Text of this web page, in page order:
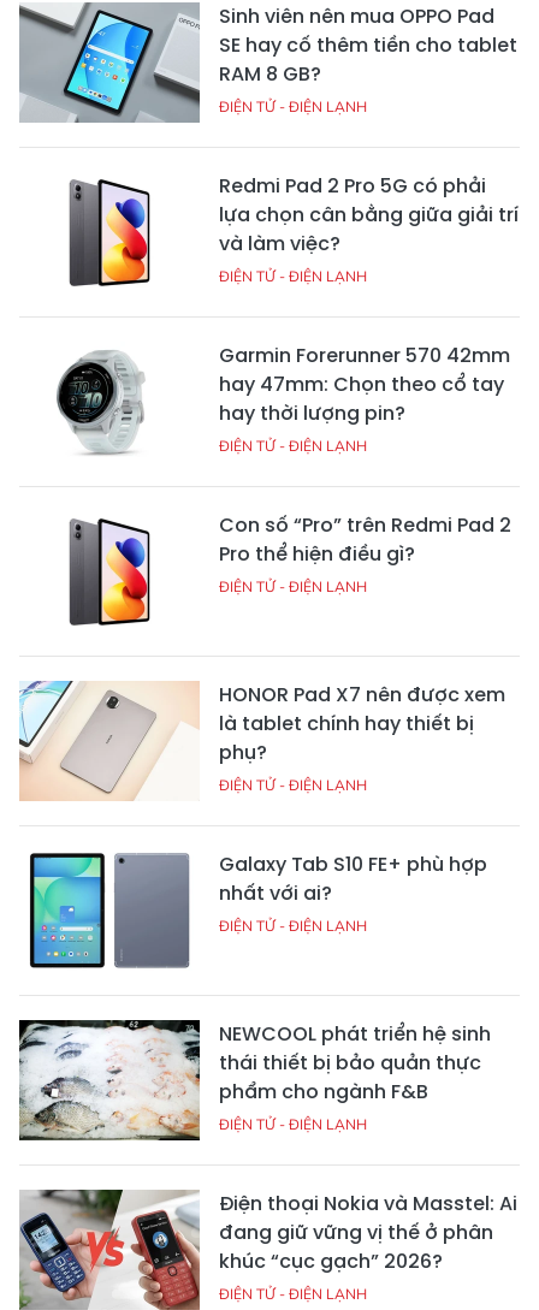
Sinh viên nên mua OPPO Pad
SE hay cố thêm tiền cho tablet
RAM 8 GB?
ĐIỆN TỬ - ĐIỆN LẠNH
Redmi Pad 2 Pro 5G có phải
lựa chọn cân bằng giữa giải trí
và làm việc?
ĐIỆN TỬ - ĐIỆN LẠNH
Garmin Forerunner 570 42mm
hay 47mm: Chọn theo cổ tay
hay thời lượng pin?
ĐIỆN TỬ - ĐIỆN LẠNH
Con số “Pro” trên Redmi Pad 2
Pro thể hiện điều gì?
ĐIỆN TỬ - ĐIỆN LẠNH
HONOR Pad X7 nên được xem
là tablet chính hay thiết bị
phụ?
ĐIỆN TỬ - ĐIỆN LẠNH
Galaxy Tab S10 FE+ phù hợp
nhất với ai?
ĐIỆN TỬ - ĐIỆN LẠNH
NEWCOOL phát triển hệ sinh
thái thiết bị bảo quản thực
phẩm cho ngành F&B
ĐIỆN TỬ - ĐIỆN LẠNH
Điện thoại Nokia và Masstel: Ai
đang giữ vững vị thế ở phân
khúc “cục gạch” 2026?
ĐIỆN TỬ - ĐIỆN LẠNH